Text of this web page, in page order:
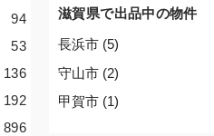
滋賀県で出品中の物件
長浜市 (5)
守山市 (2)
甲賀市 (1)
94
53
136
192
896